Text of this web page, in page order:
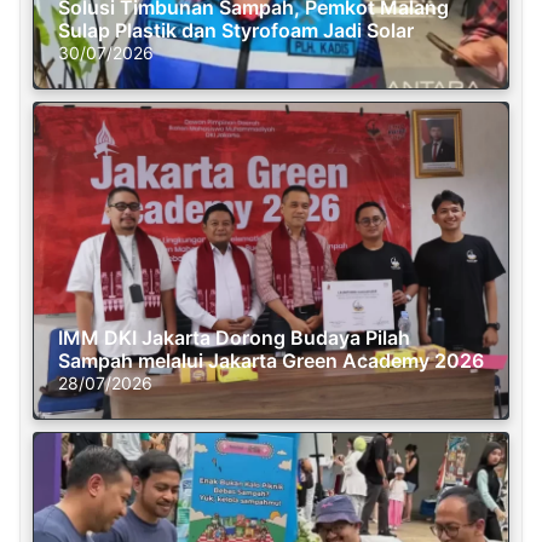
Solusi Timbunan Sampah, Pemkot Malang
Sulap Plastik dan Styrofoam Jadi Solar
30/07/2026
IMM DKI Jakarta Dorong Budaya Pilah
Sampah melalui Jakarta Green Academy 2026
28/07/2026